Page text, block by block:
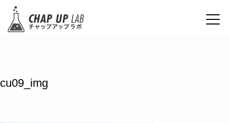
cu09_img